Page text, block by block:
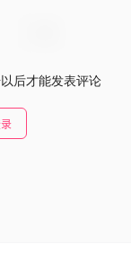
后才能发表评论